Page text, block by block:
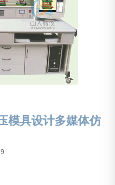
模具设计多媒体仿